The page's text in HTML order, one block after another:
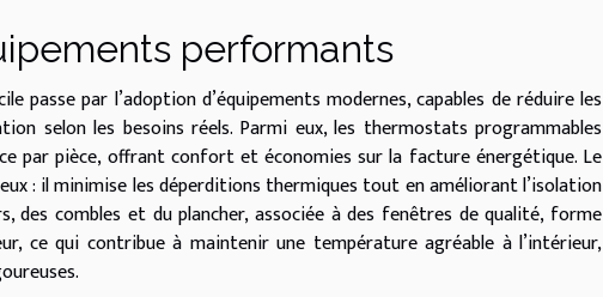
performants
passe par l’adoption d’équipements modernes, capables de réduire les
selon les besoins réels. Parmi eux, les thermostats programmables
par pièce, offrant confort et économies sur la facture énergétique. Le
: il minimise les déperditions thermiques tout en améliorant l’isolation
des combles et du plancher, associée à des fenêtres de qualité, forme
ce qui contribue à maintenir une température agréable à l’intérieur,